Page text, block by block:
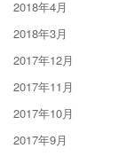
2018年4月
2018年3月
2017年12月
2017年11月
2017年10月
2017年9月